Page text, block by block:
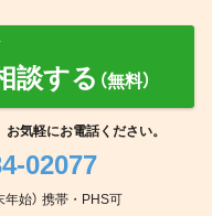
周辺
談する （無料）
気軽にお電話ください。
02077
始） 携帯・PHS可